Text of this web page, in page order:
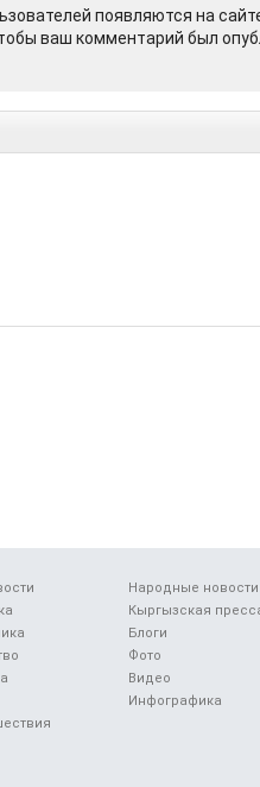
появляются на
ваш комментарий был
Народные новости
Кыргызская
Блоги
Фото
Видео
Инфографика